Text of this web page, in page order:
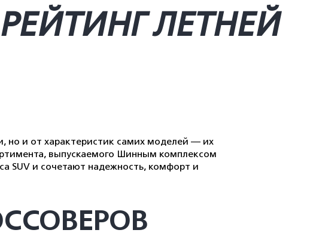
ЛЕТНЕЙ
но и от характеристик самих моделей — их
выпускаемого Шинным комплексом
SUV и сочетают надежность, комфорт и